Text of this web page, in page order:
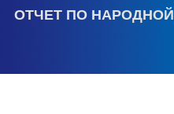
ОТЧЕТ ПО НАРОДНОЙ